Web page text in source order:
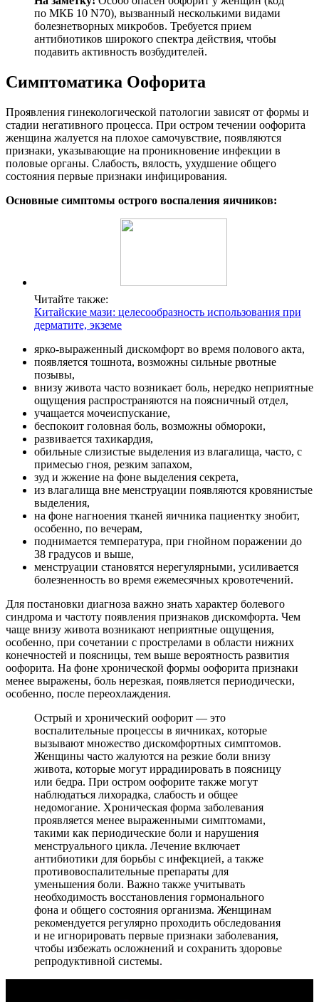
по МКБ 10 N70), вызванный несколькими видами
болезнетворных микробов. Требуется прием
антибиотиков широкого спектра действия, чтобы
подавить активность возбудителей.
Симптоматика Оофорита
Проявления гинекологической патологии зависят от формы и
стадии негативного процесса. При остром течении оофорита
женщина жалуется на плохое самочувствие, появляются
признаки, указывающие на проникновение инфекции в
половые органы. Слабость, вялость, ухудшение общего
состояния первые признаки инфицирования.
Основные симптомы острого воспаления яичников:
Читайте также:
Китайские мази: целесообразность использования при
дерматите, экземе
ярко-выраженный дискомфорт во время полового акта,
появляется тошнота, возможны сильные рвотные
позывы,
внизу живота часто возникает боль, нередко неприятные
ощущения распространяются на поясничный отдел,
учащается мочеиспускание,
беспокоит головная боль, возможны обмороки,
развивается тахикардия,
обильные слизистые выделения из влагалища, часто, с
примесью гноя, резким запахом,
зуд и жжение на фоне выделения секрета,
из влагалища вне менструации появляются кровянистые
выделения,
на фоне нагноения тканей яичника пациентку знобит,
особенно, по вечерам,
поднимается температура, при гнойном поражении до
38 градусов и выше,
менструации становятся нерегулярными, усиливается
болезненность во время ежемесячных кровотечений.
Для постановки диагноза важно знать характер болевого
синдрома и частоту появления признаков дискомфорта. Чем
чаще внизу живота возникают неприятные ощущения,
особенно, при сочетании с прострелами в области нижних
конечностей и поясницы, тем выше вероятность развития
оофорита. На фоне хронической формы оофорита признаки
менее выражены, боль нерезкая, появляется периодически,
особенно, после переохлаждения.
Острый и хронический оофорит — это
воспалительные процессы в яичниках, которые
вызывают множество дискомфортных симптомов.
Женщины часто жалуются на резкие боли внизу
живота, которые могут иррадиировать в поясницу
или бедра. При остром оофорите также могут
наблюдаться лихорадка, слабость и общее
недомогание. Хроническая форма заболевания
проявляется менее выраженными симптомами,
такими как периодические боли и нарушения
менструального цикла. Лечение включает
антибиотики для борьбы с инфекцией, а также
противовоспалительные препараты для
уменьшения боли. Важно также учитывать
необходимость восстановления гормонального
фона и общего состояния организма. Женщинам
рекомендуется регулярно проходить обследования
и не игнорировать первые признаки заболевания,
чтобы избежать осложнений и сохранить здоровье
репродуктивной системы.